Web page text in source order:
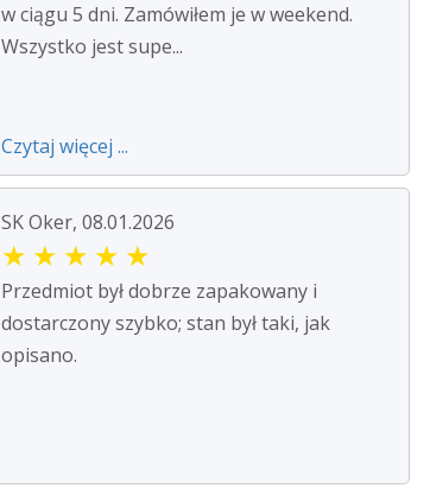
w ciągu 5 dni. Zamówiłem je w weekend.
Wszystko jest supe...
Czytaj więcej ...
SK Oker, 08.01.2026
★ ★ ★ ★ ★
Przedmiot był dobrze zapakowany i
dostarczony szybko; stan był taki, jak
opisano.